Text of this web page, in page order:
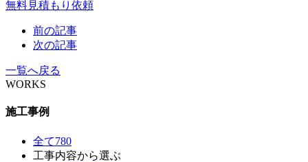
無料見積もり依頼
前の記事
次の記事
一覧へ戻る
WORKS
施工事例
全て780
工事内容から選ぶ